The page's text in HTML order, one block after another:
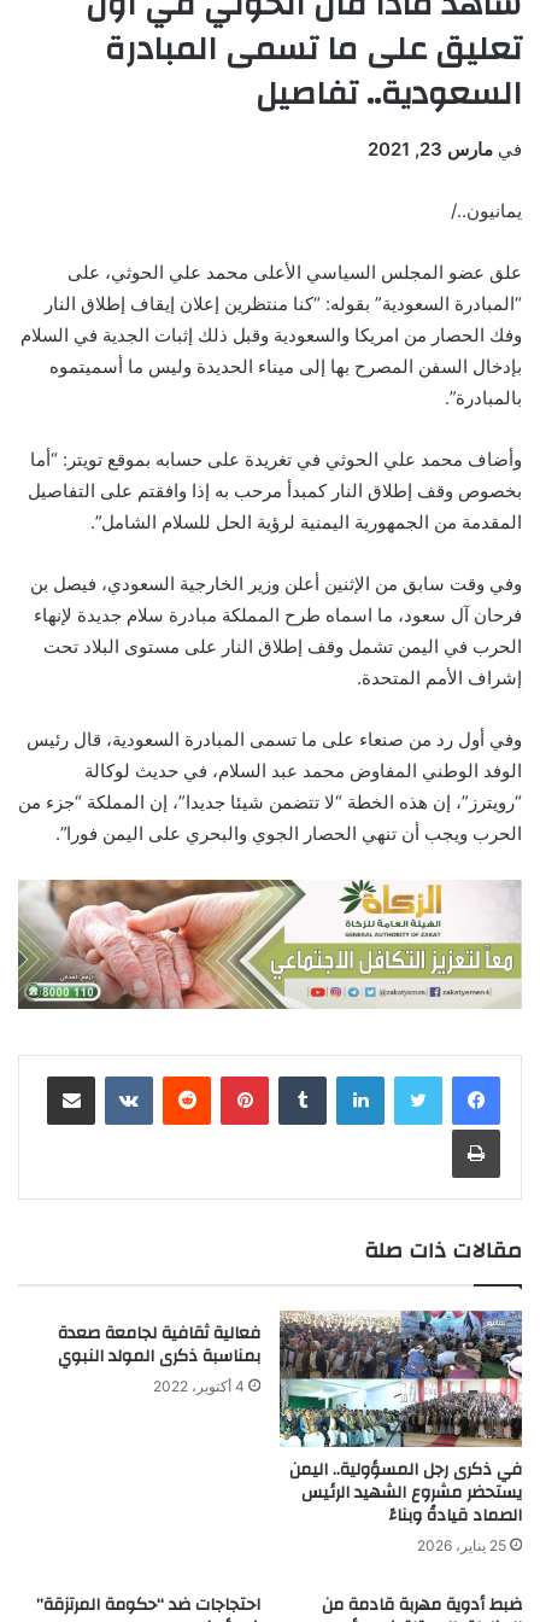
تعليق على ما تسمى المبادرة
السعودية.. تفاصيل
في مارس 23, 2021
يمانيون../
علق عضو المجلس السياسي الأعلى محمد علي الحوثي، على
“المبادرة السعودية” بقوله: “كنا منتظرين إعلان إيقاف إطلاق النار
وفك الحصار من امريكا والسعودية وقبل ذلك إثبات الجدية في السلام
بإدخال السفن المصرح بها إلى ميناء الحديدة وليس ما أسميتموه
بالمبادرة”.
وأضاف محمد علي الحوثي في تغريدة على حسابه بموقع تويتر: “أما
بخصوص وقف إطلاق النار كمبدأ مرحب به إذا وافقتم على التفاصيل
المقدمة من الجمهورية اليمنية لرؤية الحل للسلام الشامل”.
وفي وقت سابق من الإثنين أعلن وزير الخارجية السعودي، فيصل بن
فرحان آل سعود، ما اسماه طرح المملكة مبادرة سلام جديدة لإنهاء
الحرب في اليمن تشمل وقف إطلاق النار على مستوى البلاد تحت
إشراف الأمم المتحدة.
وفي أول رد من صنعاء على ما تسمى المبادرة السعودية، قال رئيس
الوفد الوطني المفاوض محمد عبد السلام، في حديث لوكالة
“رويترز”، إن هذه الخطة “لا تتضمن شيئا جديدا”، إن المملكة “جزء من
الحرب ويجب أن تنهي الحصار الجوي والبحري على اليمن فورا”.
لينكدإن بينتيريست
مقالات ذات صلة
في ذكرى رجل المسؤولية.. اليمن
يستحضر مشروع الشهيد الرئيس
الصماد قيادةً وبناءً
25 يناير، 2026
فعالية ثقافية لجامعة صعدة
بمناسبة ذكرى المولد النبوي
4 أكتوبر، 2022
ضبط أدوية مهربة قادمة من احتجاجات ضد “حكومة المرتزقة”